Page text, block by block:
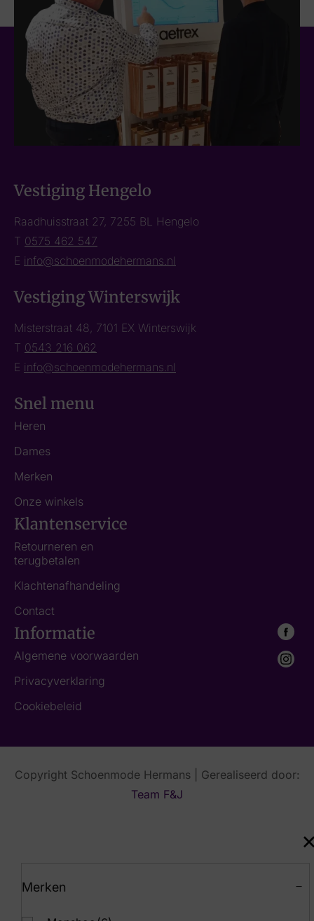
Merken
Vestiging Hengelo
Raadhuisstraat 27, 7255 BL Hengelo
T 0575 462 547
E info@schoenmodehermans.nl
Vestiging Winterswijk
Misterstraat 48, 7101 EX Winterswijk
T 0543 216 062
E info@schoenmodehermans.nl
Snel menu
Heren
Dames
Merken
Onze winkels
Klantenservice
Retourneren en
terugbetalen
Klachtenafhandeling
Contact
Informatie
Algemene voorwaarden
Privacyverklaring
Cookiebeleid
Copyright Schoenmode Hermans | Gerealiseerd door:
Team F&J